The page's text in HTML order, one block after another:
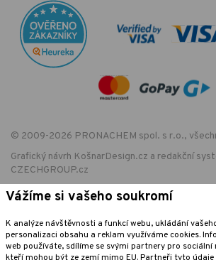
© 2009-2026 PRONACHEM spol. s r.o.,
Grafický návrh KošnarDesign.cz a redakční
CZECHGROUP.cz
EET - označení provozovny:
Podle zákona o evidenci tržeb je prodávající
účtenku. Zároveň je povinen zaevidovat přijatou
Vážíme si vašeho soukromí
K analýze návštěvnosti a funkcí webu, ukládání
personalizaci obsahu a reklam využíváme cookies.
web používáte, sdílíme se svými partnery pro sociální